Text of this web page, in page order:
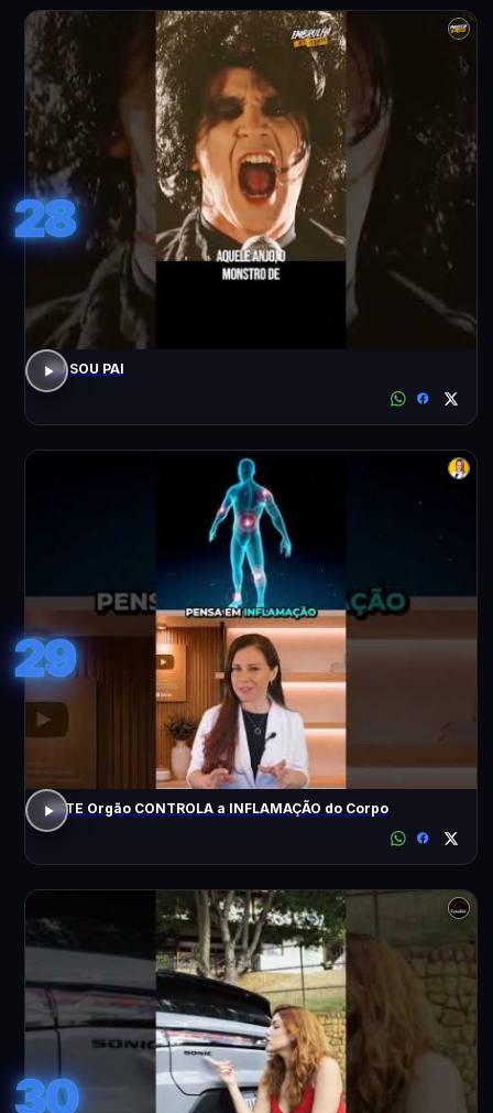
28
EU SOU PAI
29
ESTE Orgão CONTROLA a INFLAMAÇÃO do Corpo
30